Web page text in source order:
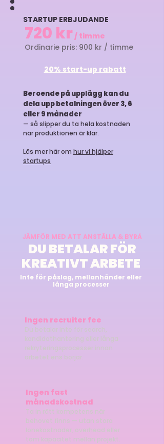
STARTUP ERBJUDANDE
20% start-up rabatt
Ordinarie pris: 900 kr / timme
720 kr/ timme
Beroende på upplägg kan du
dela upp betalningen över 3, 6
eller 9 månader
— så slipper du ta hela kostnaden
när produktionen är klar.
Läs mer här om hur vi hjälper
startups
JÄMFÖR MED ATT ANSTÄLLA & BYRÅ
DU BETALAR FÖR
KREATIVT ARBETE
Inte för påslag, mellanhänder eller
långa processer
Ingen recruiter fee
Du betalar inte för search,
kandidathantering eller långa
rekryteringsprocesser innan
arbetet ens börjar.
Ingen fast
månadskostnad
Ta in rätt kompetens när
behovet finns — utan stora
lönekostnader, overhead eller
tom kapacitet mellan projekt.